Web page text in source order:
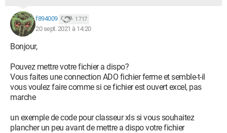
f894009 1 717
20 sept. 2021 à 14:20
Bonjour,
Pouvez mettre votre fichier a dispo?
Vous faites une connection ADO fichier ferme et semble-t-il
vous voulez faire comme si ce fichier est ouvert excel, pas
marche
un exemple de code pour classeur xls si vous souhaitez
plancher un peu avant de mettre a dispo votre fichier